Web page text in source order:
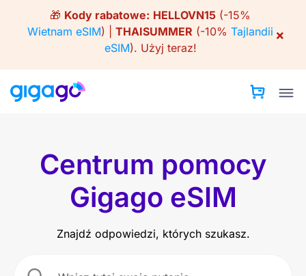
🎁 Kody rabatowe: HELLOVN15 (-15%
Wietnam eSIM) | THAISUMMER (-10% Tajlandii
eSIM). Użyj teraz!
×
Centrum pomocy
Gigago eSIM
Znajdź odpowiedzi, których szukasz.